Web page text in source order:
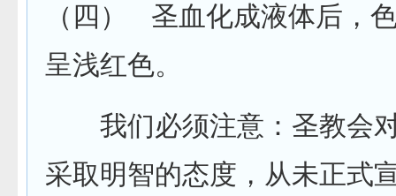
（四） 圣血化成液体后，
呈浅红色。
我们必须注意：圣教会对
采取明智的态度，从未正式